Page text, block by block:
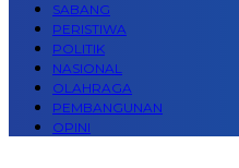
SABANG
PERISTIWA
POLITIK
NASIONAL
OLAHRAGA
PEMBANGUNAN
OPINI